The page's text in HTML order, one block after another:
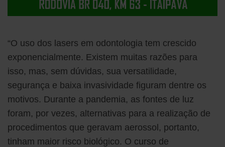
“O uso dos lasers em odontologia tem crescido
exponencialmente. Existem muitas razões para
isso, mas, sem dúvidas, sua versatilidade,
segurança e baixa invasividade figuram dentre os
motivos. Durante a pandemia, as fontes de luz
foram, por vezes, alternativas para a realização de
procedimentos que geravam aerossol, portanto,
tinham maior risco biológico. O curso de